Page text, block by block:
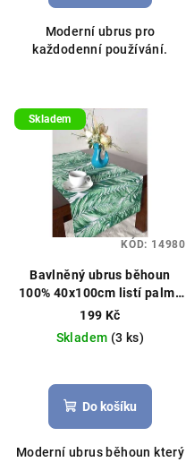
Moderní ubrus pro
každodenní používání.
Skladem
Bavlněný ubrus běhoun
100% 40x100cm listí palmy
bílý
199 Kč
Skladem (3 ks)
Do košíku
Moderní ubrus běhoun který
KÓD: 14980